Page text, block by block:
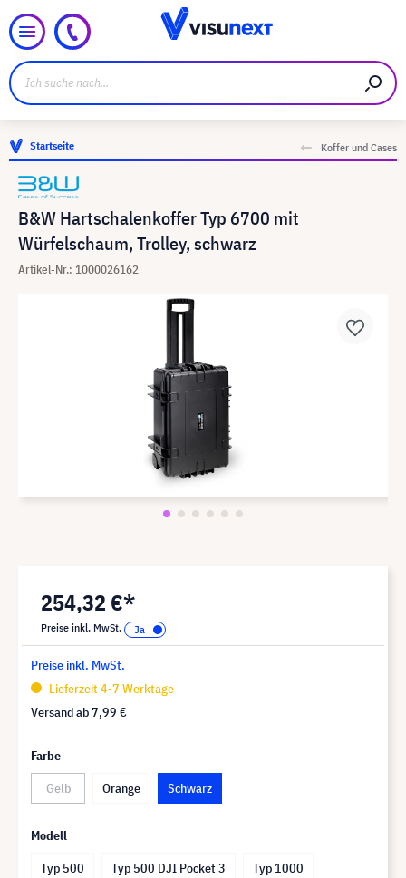
Startseite Koffer und Cases
B&W Hartschalenkoffer Typ 6700 mit
Würfelschaum, Trolley, schwarz
Artikel-Nr.: 1000026162
254,32 €*
Preise inkl. MwSt.
Preise inkl. MwSt.
Lieferzeit 4-7 Werktage
Versand ab7,99 €
Farbe
Gelb
Orange Schwarz
Modell
Typ 500
Typ 500 DJI Pocket 3 Typ 1000